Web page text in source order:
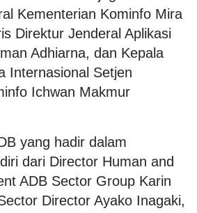
Kementerian Kominfo Mira
Direktur Jenderal Aplikasi
Adhiarna, dan Kepala
Internasional Setjen
Ichwan Makmur
yang hadir dalam
dari Director Human and
ADB Sector Group Karin
Director Ayako Inagaki,